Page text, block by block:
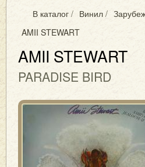
В каталог / Винил /
AMII STEWART
AMII STEWART
PARADISE BIRD